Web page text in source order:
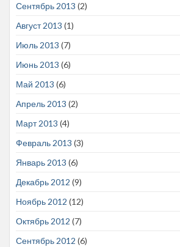
Сентябрь 2013 (2)
Август 2013 (1)
Июль 2013 (7)
Июнь 2013 (6)
Май 2013 (6)
Апрель 2013 (2)
Март 2013 (4)
Февраль 2013 (3)
Январь 2013 (6)
Декабрь 2012 (9)
Ноябрь 2012 (12)
Октябрь 2012 (7)
Сентябрь 2012 (6)